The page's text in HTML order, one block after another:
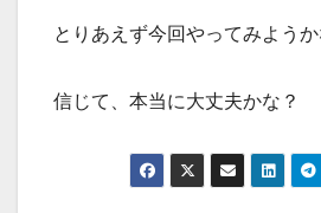
とりあえず今回やってみよう
信じて、本当に大丈夫かな？